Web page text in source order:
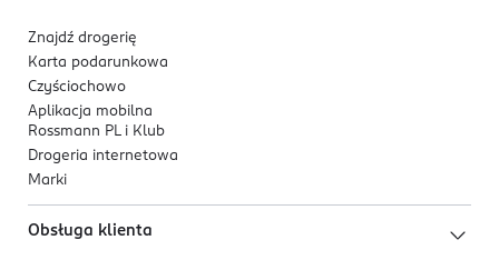
Znajdź drogerię
Karta podarunkowa
Czyściochowo
Aplikacja mobilna
Rossmann PL i Klub
Drogeria internetowa
Marki
Obsługa klienta